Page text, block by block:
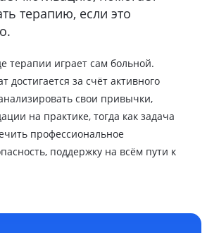
терапию, если это
терапии играет сам больной.
достигается за счёт активного
свои привычки,
на практике, тогда как задача
профессиональное
поддержку на всём пути к